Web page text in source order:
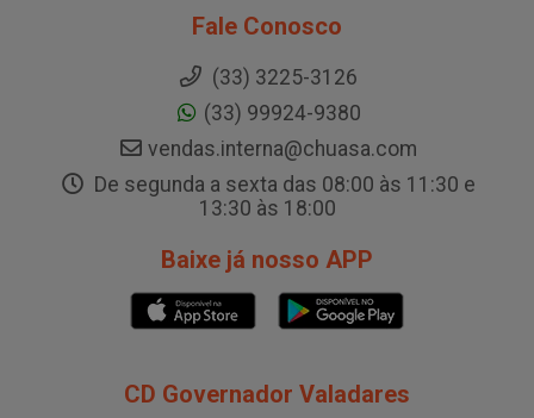
Fale Conosco
(33) 3225-3126
(33) 99924-9380
vendas.interna@chuasa.com
De segunda a sexta das 08:00 às 11:30 e
13:30 às 18:00
Baixe já nosso APP
CD Governador Valadares